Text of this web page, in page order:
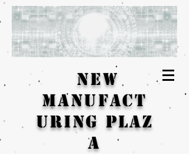
New
Manufact
uring Plaz
a